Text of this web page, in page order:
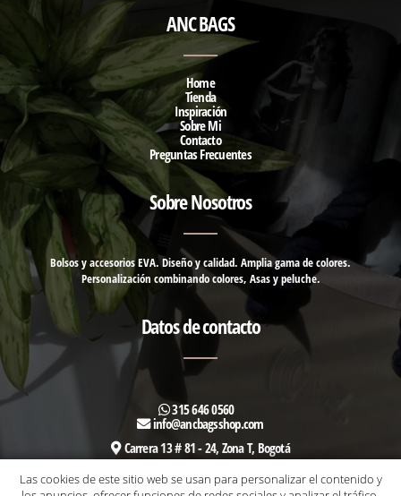
ANC BAGS
Home
Tienda
Inspiración
Sobre Mi
Contacto
Preguntas Frecuentes
Sobre Nosotros
Bolsos y accesorios EVA. Diseño y calidad. Amplia gama de colores.
Personalización combinando colores, Asas y peluche.
Datos de contacto
315 646 0560
info@ancbagsshop.com
Carrera 13 # 81 - 24, Zona T, Bogotá
Las cookies de este sitio web se usan para personalizar el contenido y